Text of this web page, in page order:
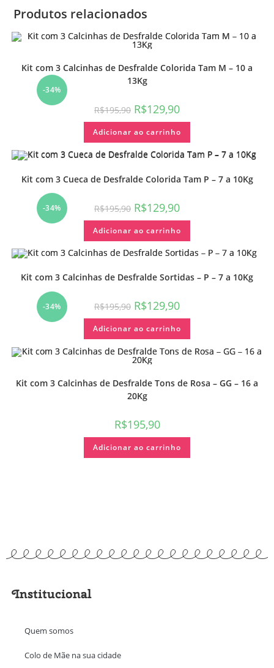
Produtos relacionados
-34%
Kit com 3 Calcinhas de Desfralde Colorida Tam M – 10 a
13Kg
R$195,90 R$129,90
Adicionar ao carrinho
-34%
Kit com 3 Cueca de Desfralde Colorida Tam P – 7 a 10Kg
R$195,90 R$129,90
Adicionar ao carrinho
-34%
Kit com 3 Calcinhas de Desfralde Sortidas – P – 7 a 10Kg
R$195,90 R$129,90
Adicionar ao carrinho
Kit com 3 Calcinhas de Desfralde Tons de Rosa – GG – 16 a
20Kg
R$195,90
Adicionar ao carrinho
Institucional
Quem somos
Colo de Mãe na sua cidade